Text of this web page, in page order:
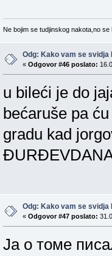
Ne bojim se tudjinskog nakota,no
Odg: Kako vam se svidja
« Odgovor #46 poslato:
u bileći je do
bećaruše pa
gradu kad
Odg: Kako vam se svidja
« Odgovor #47 poslato:
Ја о томе